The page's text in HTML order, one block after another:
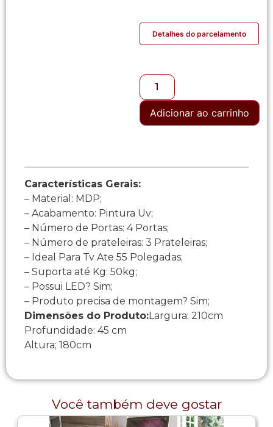
Detalhes do parcelamento
Adicionar ao carrinho
Características Gerais:
– Material: MDP;
– Acabamento: Pintura Uv;
– Número de Portas: 4 Portas;
– Número de prateleiras: 3 Prateleiras;
– Ideal Para Tv Ate 55 Polegadas;
– Suporta até Kg: 50kg;
– Possui LED? Sim;
– Produto precisa de montagem? Sim;
Dimensões do Produto:Largura: 210cm
Profundidade: 45 cm
Altura; 180cm
Você também deve gostar